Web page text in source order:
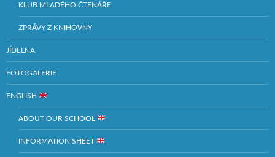
KLUB MLADÉHO ČTENÁŘE
ZPRÁVY Z KNIHOVNY
JÍDELNA
FOTOGALERIE
ENGLISH
ABOUT OUR SCHOOL
INFORMATION SHEET